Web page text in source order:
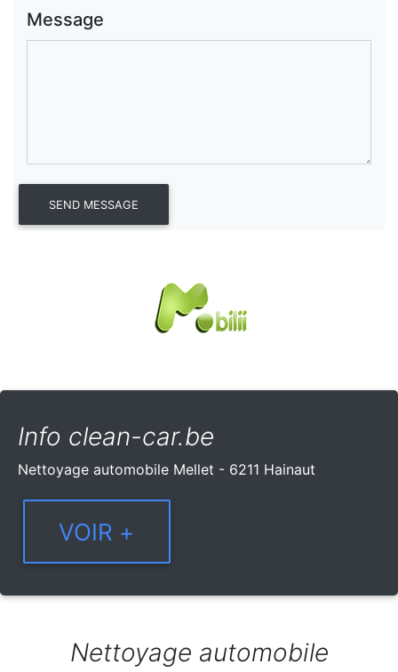
Message
Info clean-car.be
Nettoyage automobile Mellet - 6211 Hainaut
Nettoyage automobile